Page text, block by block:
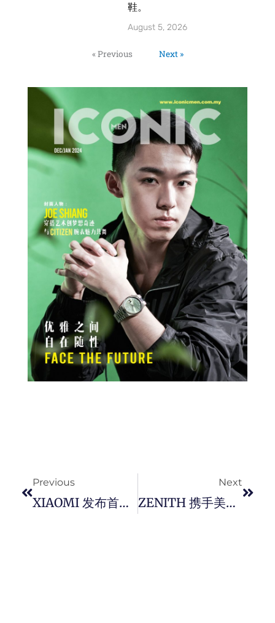
鞋。
August 5, 2026
« Previous Next »
Previous
XIAOMI 发布首款电动车「 SU7 」，打造一款高性能生态科技轿车。
Next
ZENITH 携手美式足球四分卫传奇球员 Aaron Rodgers 打造全新 Chronomaster Sport Aaron Rodgers Edition 限量版运动计时腕表。